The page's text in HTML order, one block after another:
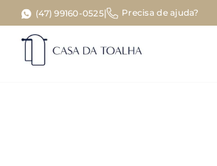
(47) 99160-0525| Precisa de ajuda?
de R$ 499